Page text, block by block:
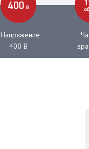
Напряжение
400 В